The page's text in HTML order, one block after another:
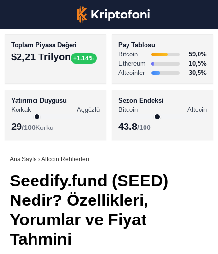
Youtube
TikTok
BİTCOİN HABERLERİ
ALTCOİN HABERLERİ
SÖZLÜK
Toplam Piyasa Değeri
$2,21 Trilyon +1.14%
Pay Tablosu
Bitcoin
59,0%
Ethereum
10,5%
Altcoinler
30,5%
Yatırımcı Duygusu
Korkak
Açgözlü
29/100Korku
Sezon Endeksi
Bitcoin
Altcoin
43.8/100
Ana Sayfa ›Altcoin Rehberleri
Seedify.fund (SEED)
Nedir? Özellikleri,
Yorumlar ve Fiyat
Tahmini